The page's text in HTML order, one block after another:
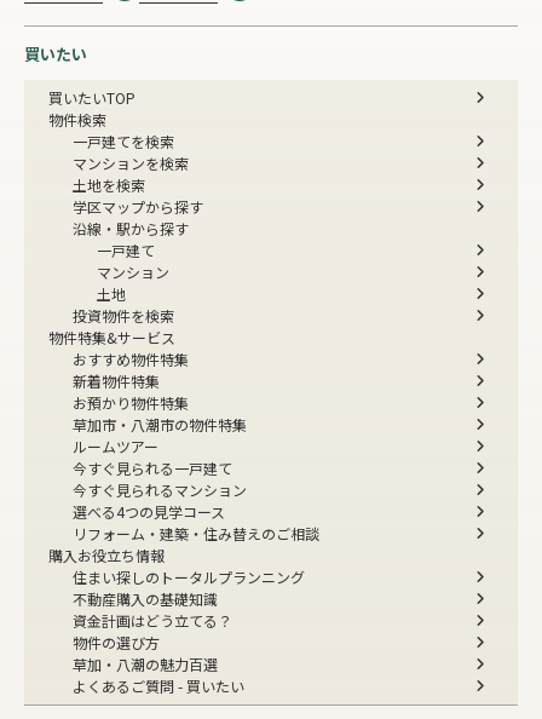
買いたい
買いたいTOP
物件検索
一戸建てを検索
マンションを検索
土地を検索
学区マップから探す
沿線・駅から探す
一戸建て
マンション
土地
投資物件を検索
物件特集&サービス
おすすめ物件特集
新着物件特集
お預かり物件特集
草加市・八潮市の物件特集
ルームツアー
今すぐ見られる一戸建て
今すぐ見られるマンション
選べる4つの見学コース
リフォーム・建築・住み替えのご相談
購入お役立ち情報
住まい探しのトータルプランニング
不動産購入の基礎知識
資金計画はどう立てる？
物件の選び方
草加・八潮の魅力百選
よくあるご質問 - 買いたい